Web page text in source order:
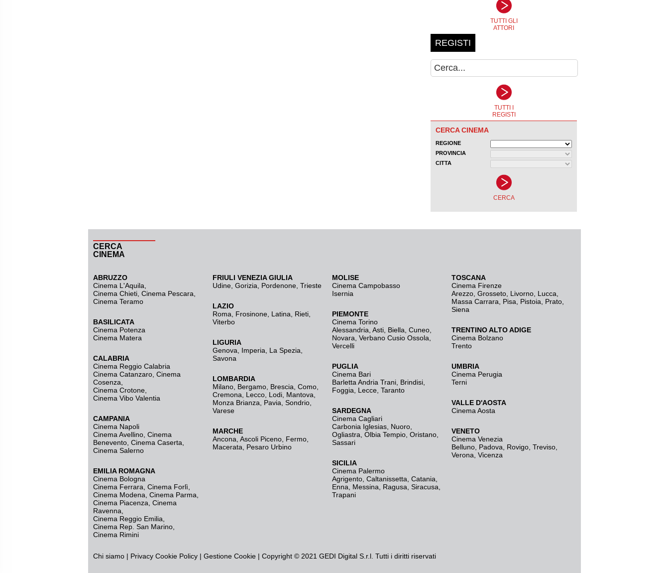
CERCA
CINEMA
ABRUZZO
Cinema L'Aquila
Cinema Chieti, Cinema Pescara,
Cinema Teramo
BASILICATA
Cinema Potenza
Cinema Matera
CALABRIA
Cinema Reggio Calabria
Cinema Catanzaro Cinema
Cosenza
Cinema Crotone
Cinema Vibo Valentia
CAMPANIA
Cinema Napoli
Cinema Avellino Cinema
Benevento Cinema Caserta
Cinema Salerno
EMILIA ROMAGNA
Cinema Bologna
Cinema Ferrara Cinema Forlì
Cinema Modena Cinema Parma
Cinema Piacenza Cinema
Ravenna
Cinema Reggio Emilia
Cinema Rep. San Marino
Cinema Rimini
FRIULI VENEZIA GIULIA
Udine Gorizia Pordenone Trieste
LAZIO
Roma
Frosinone Latina Rieti
Viterbo
LIGURIA
Genova
Imperia La Spezia
Savona
LOMBARDIA
Milano Bergamo Brescia, Como
Cremona
Lecco Lodi Mantova
Monza Brianza
Pavia Sondrio
Varese
MARCHE
Ancona Ascoli Piceno Fermo
Macerata
Pesaro Urbino
MOLISE
Cinema Campobasso
Isernia
PIEMONTE
Cinema Torino
Alessandria Asti Biella Cuneo
Novara Verbano Cusio Ossola
Vercelli
PUGLIA
Cinema Bari
Barletta Andria Trani Brindisi
Foggia
Lecce Taranto
SARDEGNA
Cinema Cagliari
Carbonia Iglesias Nuoro
Ogliastra Olbia Tempio Oristano
Sassari
SICILIA
Cinema Palermo
Agrigento Caltanissetta Catania
Enna
Messina Ragusa Siracusa
Trapani
TOSCANA
Cinema Firenze
Arezzo Grosseto Livorno Lucca
Massa Carrara
Pisa Pistoia Prato
Siena
TRENTINO ALTO ADIGE
Cinema Bolzano
Trento
UMBRIA
Cinema Perugia
Terni
VALLE D'AOSTA
Cinema Aosta
VENETO
Cinema Venezia
Belluno Padova Rovigo Treviso
Verona Vicenza
Chi siamo | Privacy Cookie Policy | Gestione Cookie | Copyright © 2021 GEDI Digital S.r.l. Tutti i diritti riservati